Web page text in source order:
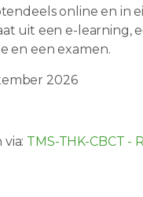
online en in
uit een e-learning,
en een examen.
2026
TMS-THK-CBCT -